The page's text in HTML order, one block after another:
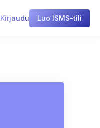
Kirjaudu Luo ISMS-tili